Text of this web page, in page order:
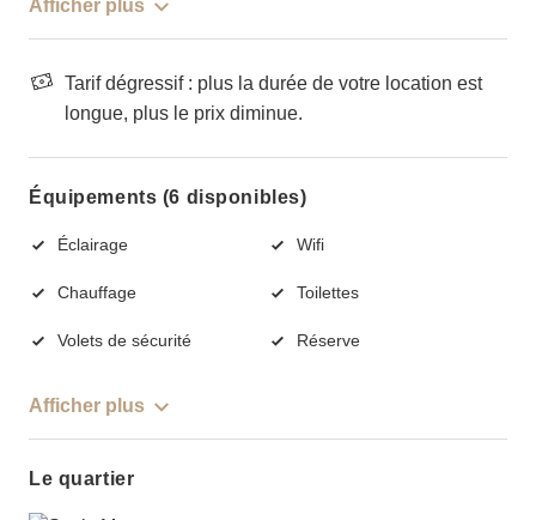
Afficher plus
Tarif dégressif : plus la durée de votre location est
longue, plus le prix diminue.
Équipements (6 disponibles)
Éclairage Wifi
Chauffage Toilettes
Volets de sécurité Réserve
Afficher plus
Le quartier